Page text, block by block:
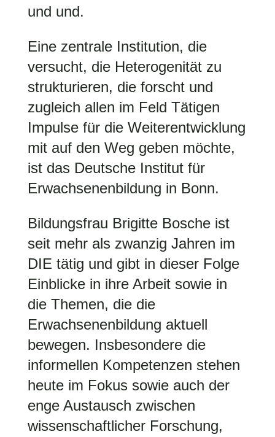
und und.
Eine zentrale Institution, die
versucht, die Heterogenität zu
strukturieren, die forscht und
zugleich allen im Feld Tätigen
Impulse für die Weiterentwicklung
mit auf den Weg geben möchte,
ist das Deutsche Institut für
Erwachsenenbildung in Bonn.
Bildungsfrau Brigitte Bosche ist
seit mehr als zwanzig Jahren im
DIE tätig und gibt in dieser Folge
Einblicke in ihre Arbeit sowie in
die Themen, die die
Erwachsenenbildung aktuell
bewegen. Insbesondere die
informellen Kompetenzen stehen
heute im Fokus sowie auch der
enge Austausch zwischen
wissenschaftlicher Forschung,